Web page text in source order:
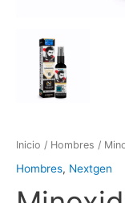
Inicio / Hombres /
Hombres, Nextgen